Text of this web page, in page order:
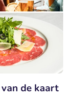
de kaart